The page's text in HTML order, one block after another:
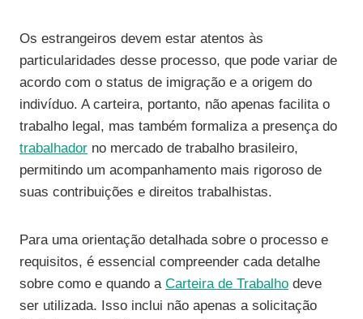
Os estrangeiros devem estar atentos às
particularidades desse processo, que pode variar de
acordo com o status de imigração e a origem do
indivíduo. A carteira, portanto, não apenas facilita o
trabalho legal, mas também formaliza a presença do
trabalhador no mercado de trabalho brasileiro,
permitindo um acompanhamento mais rigoroso de
suas contribuições e direitos trabalhistas.
Para uma orientação detalhada sobre o processo e
requisitos, é essencial compreender cada detalhe
sobre como e quando a Carteira de Trabalho deve
ser utilizada. Isso inclui não apenas a solicitação